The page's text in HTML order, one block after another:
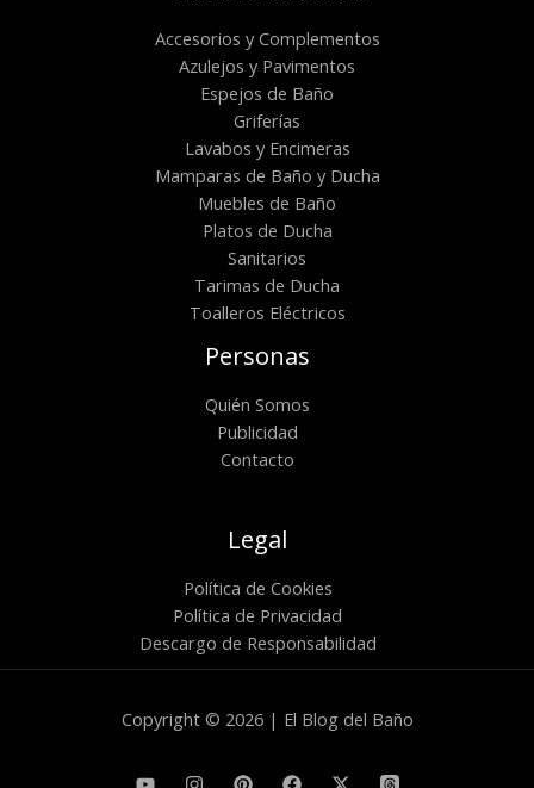
Accesorios y Complementos
Azulejos y Pavimentos
Espejos de Baño
Griferías
Lavabos y Encimeras
Mamparas de Baño y Ducha
Muebles de Baño
Platos de Ducha
Sanitarios
Tarimas de Ducha
Toalleros Eléctricos
Personas
Quién Somos
Publicidad
Contacto
Legal
Política de Cookies
Política de Privacidad
Descargo de Responsabilidad
Copyright © 2026 | El Blog del Baño